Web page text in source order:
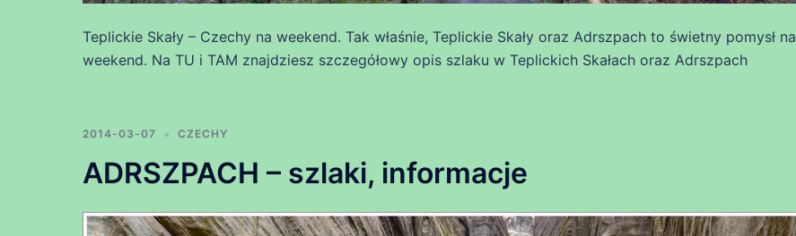
Teplickie Skały – Czechy na weekend. Tak właśnie, Teplickie Skały oraz Adrszpach to świetny pomysł na
weekend. Na TU i TAM znajdziesz szczegółowy opis szlaku w Teplickich Skałach oraz Adrszpach
2014-03-07 CZECHY
ADRSZPACH – szlaki, informacje